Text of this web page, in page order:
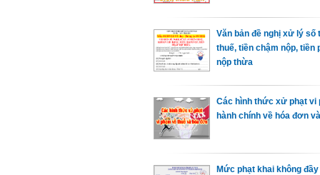
Văn bản đề nghị xử lý số
thuế, tiền chậm nộp, tiền
nộp thừa
Các hình thức xử phạt vi
hành chính về hóa đơn
Mức phạt khai không đầy